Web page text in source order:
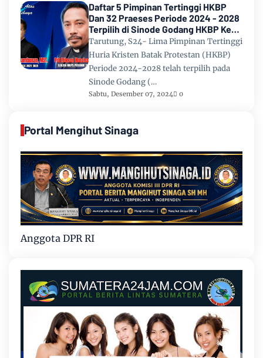
Daftar 5 Pimpinan Tertinggi HKBP
Dan 32 Praeses Periode 2024 - 2028
Terpilih di Sinode Godang HKBP Ke
67 Tahun 2024
Tarutung, S24- Lima Pimpinan Tertinggi
Huria Kristen Batak Protestan (HKBP)
Periode 2024-2028 telah terpilih pada
Sinode Godang (…
Sabtu, Desember 07, 2024 0
Portal Mengihut Sinaga
Anggota DPR RI